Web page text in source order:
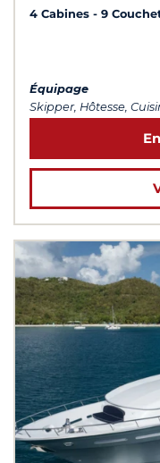
4 Cabines
9
Équipage
Skipper, Hôtesse,